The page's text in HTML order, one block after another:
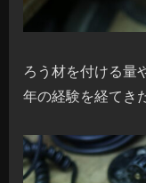
ろう材を付ける量
年の経験を経てき